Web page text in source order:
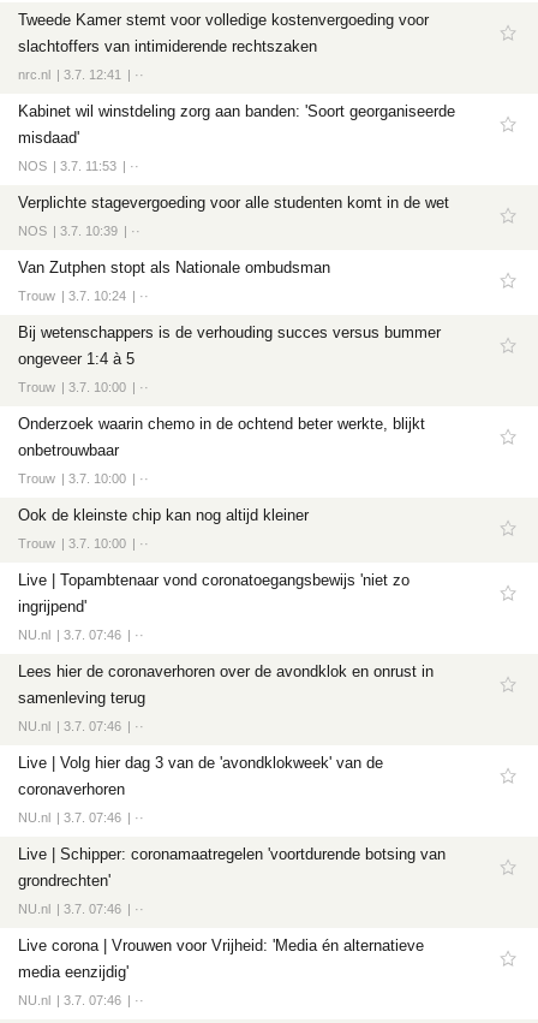
Tweede Kamer stemt voor volledige kostenvergoeding voor
slachtoffers van intimiderende rechtszaken
nrc.nl 3.7. 12:41 ··
Kabinet wil winstdeling zorg aan banden: 'Soort georganiseerde
misdaad'
NOS 3.7. 11:53 ··
Verplichte stagevergoeding voor alle studenten komt in de wet
NOS 3.7. 10:39 ··
Van Zutphen stopt als Nationale ombudsman
Trouw 3.7. 10:24 ··
Bij wetenschappers is de verhouding succes versus bummer
ongeveer 1:4 à 5
Trouw 3.7. 10:00 ··
Onderzoek waarin chemo in de ochtend beter werkte, blijkt
onbetrouwbaar
Trouw 3.7. 10:00 ··
Ook de kleinste chip kan nog altijd kleiner
Trouw 3.7. 10:00 ··
Live | Topambtenaar vond coronatoegangsbewijs 'niet zo
ingrijpend'
NU.nl 3.7. 07:46 ··
Lees hier de coronaverhoren over de avondklok en onrust in
samenleving terug
NU.nl 3.7. 07:46 ··
Live | Volg hier dag 3 van de 'avondklokweek' van de
coronaverhoren
NU.nl 3.7. 07:46 ··
Live | Schipper: coronamaatregelen 'voortdurende botsing van
grondrechten'
NU.nl 3.7. 07:46 ··
Live corona | Vrouwen voor Vrijheid: 'Media én alternatieve
media eenzijdig'
NU.nl 3.7. 07:46 ··